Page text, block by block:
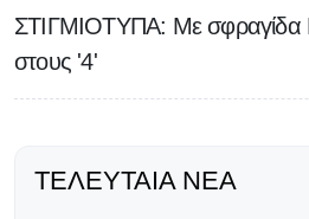
ΣΤΙΓΜΙΟΤΥΠΑ: Με σφραγίδα
στους '4'
ΤΕΛΕΥΤΑΊΑ ΝΈΑ